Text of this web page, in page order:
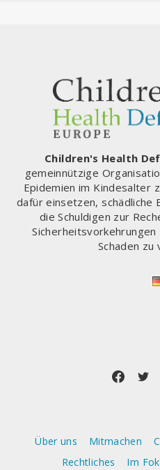
Children's Health
gemeinnützige
Epidemien im Kindesalter
dafür einsetzen, schädliche
die Schuldigen zur
Schaden zu
Über uns Mitmachen
Rechtliches
Im